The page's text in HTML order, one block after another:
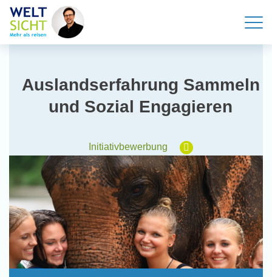
Auslandserfahrung Sammeln
und Sozial Engagieren
Initiativbewerbung